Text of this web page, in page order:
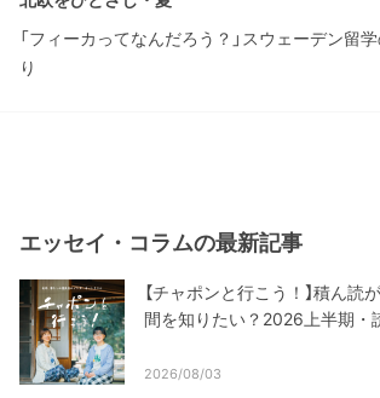
「フィーカってなんだろう？」スウェーデン留
り
エッセイ・コラムの最新記事
【チャポンと行こう！】積ん読
間を知りたい？2026上半期・
2026/08/03